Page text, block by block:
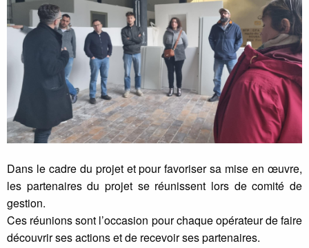
Dans le cadre du projet et pour favoriser sa mise en œuvre,
les partenaires du projet se réunissent lors de comité de
gestion.
Ces réunions sont l’occasion pour chaque opérateur de faire
découvrir ses actions et de recevoir ses partenaires.